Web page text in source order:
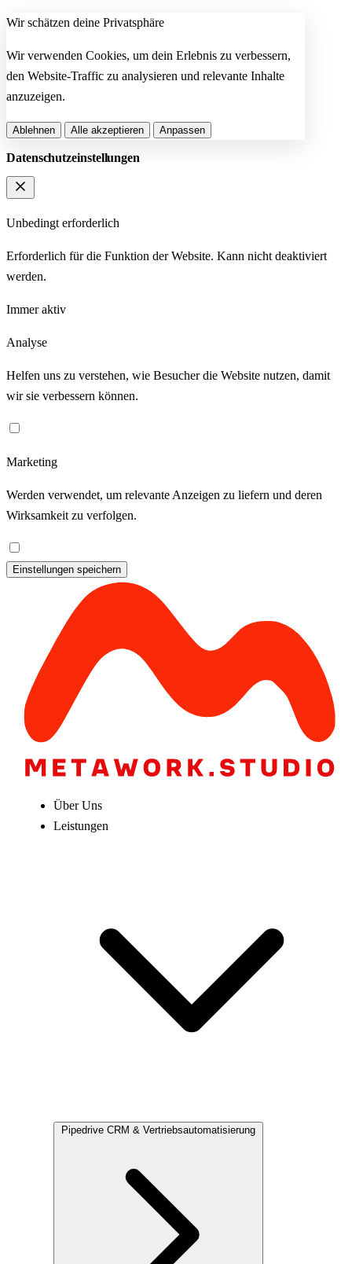
Wir schätzen deine Privatsphäre
Wir verwenden Cookies, um dein Erlebnis zu verbessern,
den Website-Traffic zu analysieren und relevante Inhalte
anzuzeigen.
Ablehnen Alle akzeptieren Anpassen
Datenschutzeinstellungen
Unbedingt erforderlich
Erforderlich für die Funktion der Website. Kann nicht deaktiviert
werden.
Immer aktiv
Analyse
Helfen uns zu verstehen, wie Besucher die Website nutzen, damit
wir sie verbessern können.
Marketing
Werden verwendet, um relevante Anzeigen zu liefern und deren
Wirksamkeit zu verfolgen.
Einstellungen speichern
Über Uns
Leistungen
Pipedrive CRM & Vertriebsautomatisierung